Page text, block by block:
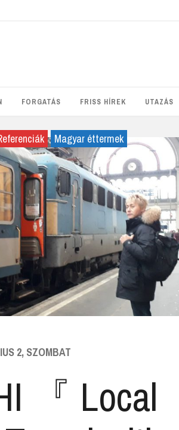
FORGATÁS FRISS HÍREK UTAZÁS
Magyar éttermek
2, SZOMBAT
『 Local